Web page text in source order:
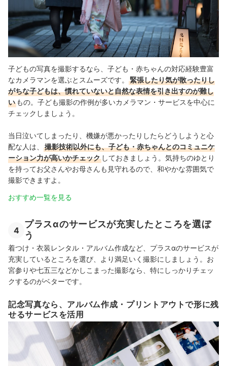
子どもの写真を撮影するなら、 子ども・赤ちゃんの対応経験豊富
なカメラマンを選ぶとスムーズです。
緊張したり気が散ったりし
がちな子どもは、慣れていないと自然な表情を引き出すのが難し
い もの。子ども撮影の作例が多いカメラマン・サービスを中心に
チェックしましょう。
当日泣いてしまったり、機嫌が悪かったりしたらどうしようと心
配な人は、
撮影技術以外にも、子ども・赤ちゃんとのコミュニケ
ーション力が高いかチェック しておきましょう。気持ちのゆとり
を持ってお父さんやお母さんも見守れるので、和やかな雰囲気で
撮影できますよ。
おすすめ一覧を見る
4
プラスαのサービスが充実したところを選ぼ
う
着つけ・衣装レンタル・アルバム作成など、プラスαのサービスが
充実しているところを選び、より満足いく撮影にしましょう。お
宮参りや七五三などかしこまった撮影なら、特にしっかりチェッ
クするのがベターです。
記念写真なら、アルバム作成・プリントアウトで形に残
せるサービスを活用